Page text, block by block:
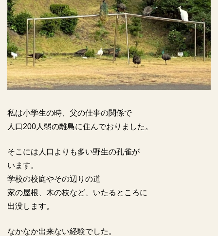
私は小学生の時、父の仕事の関係で
人口200人弱の離島に住んでおりました。
そこには人口よりも多い野生の孔雀が
います。
学校の校庭やその辺りの道
家の屋根、木の枝など、いたるところに
出没します。
なかなか出来ない経験でした。